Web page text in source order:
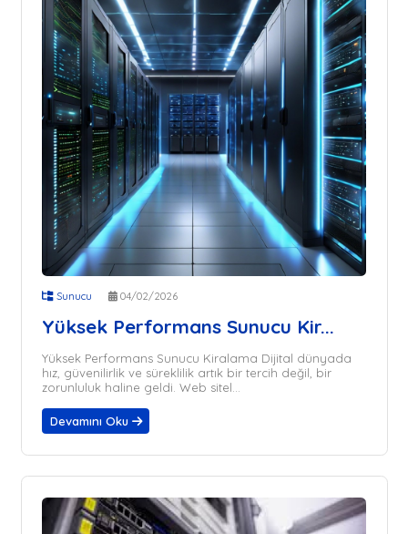
Sunucu 04/02/2026
Yüksek Performans Sunucu Kir...
Yüksek Performans Sunucu Kiralama Dijital dünyada
hız, güvenilirlik ve süreklilik artık bir tercih değil, bir
zorunluluk haline geldi. Web sitel...
Devamını Oku